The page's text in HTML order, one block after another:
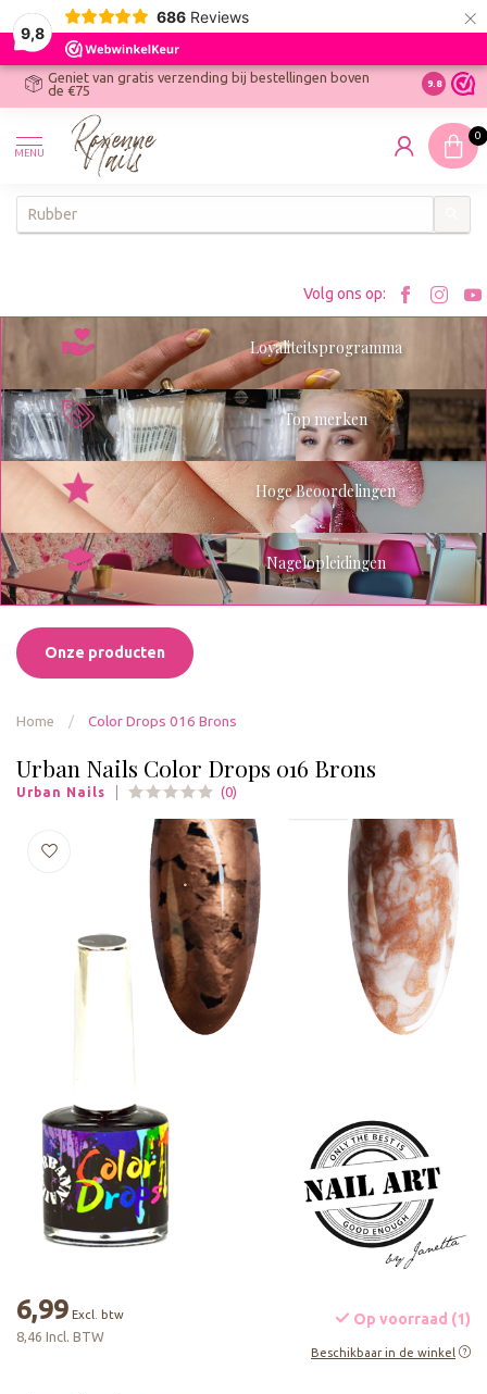
9,8
686 Reviews ×
Geniet van gratis verzending bij bestellingen boven
de €75
Ontdek
9.8
MENU
0
Volg ons op:
Bezoek
Loyaliteitsprogramma
Top merken
Hoge Beoordelingen
Nagelopleidingen
Onze producten
Home / Color Drops 016 Brons
Urban Nails Color Drops 016 Brons
Urban Nails (0)
6,99 Excl. btw
8,46 Incl. BTW
Op voorraad (1)
Beschikbaar in de winkel